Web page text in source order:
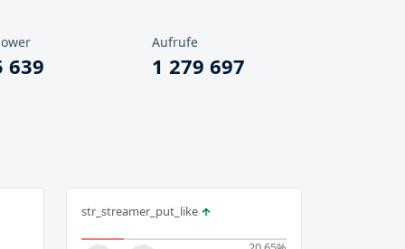
639
Aufrufe
1 279 697
str_streamer_put_like